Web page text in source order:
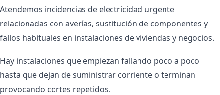
Atendemos incidencias de electricidad urgente
relacionadas con averías, sustitución de componentes y
fallos habituales en instalaciones de viviendas y negocios.
Hay instalaciones que empiezan fallando poco a poco
hasta que dejan de suministrar corriente o terminan
provocando cortes repetidos.